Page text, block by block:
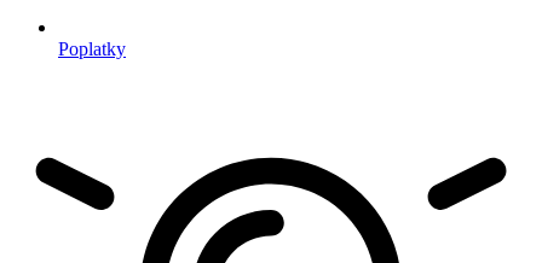
Poplatky